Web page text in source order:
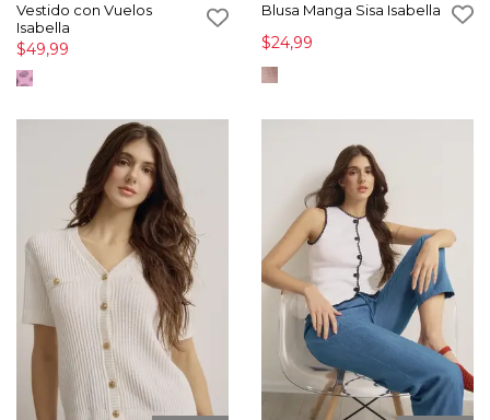
Vestido con Vuelos
Isabella
$49,99
Blusa Manga Sisa Isabella
$24,99